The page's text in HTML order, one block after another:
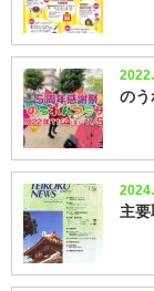
のう
主